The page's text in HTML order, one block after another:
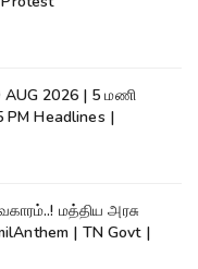
AUG 2026 | 5 மணி
Headlines |
மத்திய அரசு
| TN Govt |